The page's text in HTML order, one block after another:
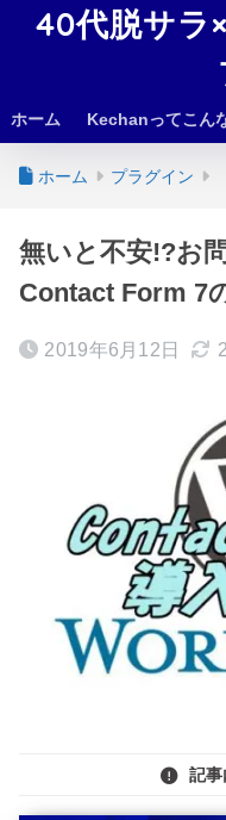
40代脱サラ
ホーム Kechanってこん
ホーム プラグイン
無いと不安!?お
Contact Form 7
2019年6月12日
記事